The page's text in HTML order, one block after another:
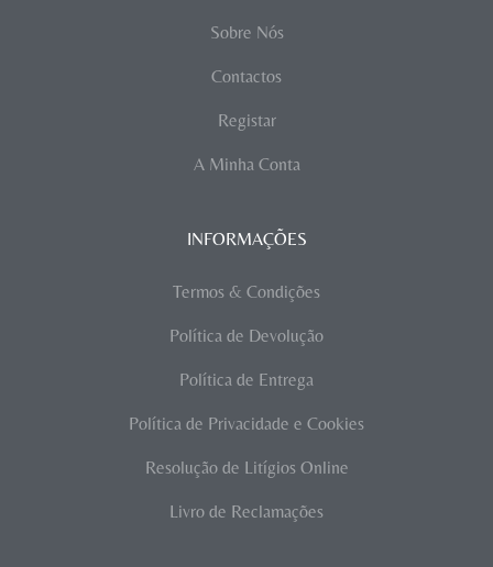
Sobre Nós
Contactos
Registar
A Minha Conta
INFORMAÇÕES
Termos & Condições
Política de Devolução
Política de Entrega
Política de Privacidade e Cookies
Resolução de Litígios Online
Livro de Reclamações